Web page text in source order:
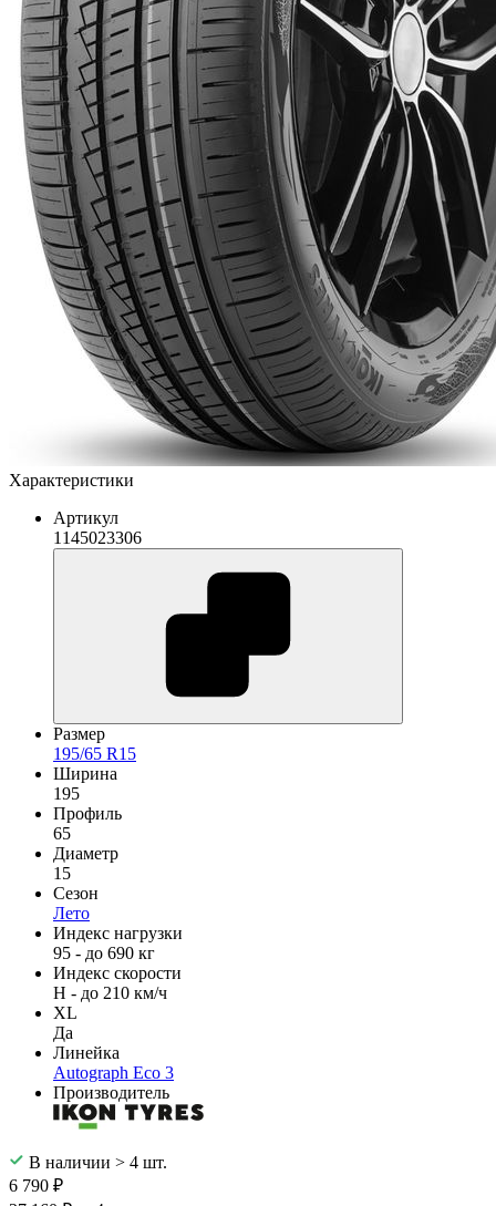
Характеристики
Артикул
1145023306
Размер
195/65 R15
Ширина
195
Профиль
65
Диаметр
15
Сезон
Лето
Индекс нагрузки
95 - до 690 кг
Индекс скорости
H - до 210 км/ч
XL
Да
Линейка
Autograph Eco 3
Производитель
В наличии > 4 шт.
6 790 ₽